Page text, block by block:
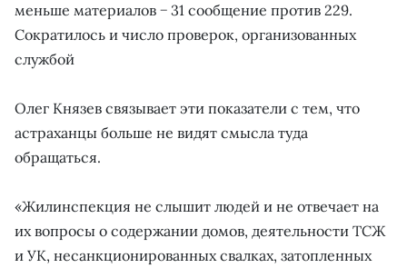
меньше материалов − 31 сообщение против 229.
Сократилось и число проверок, организованных
службой
Олег Князев связывает эти показатели с тем, что
астраханцы больше не видят смысла туда
обращаться.
«Жилинспекция не слышит людей и не отвечает на
их вопросы о содержании домов, деятельности ТСЖ
и УК, несанкционированных свалках, затопленных